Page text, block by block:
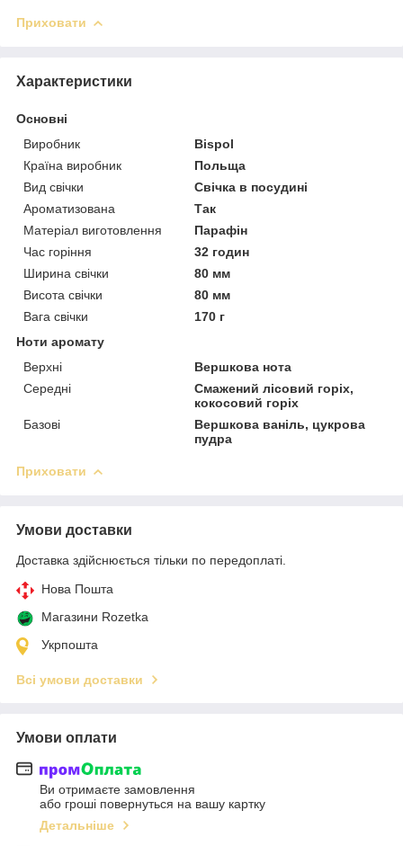
Приховати
Характеристики
Основні
Виробник
Bispol
Країна виробник
Польща
Вид свічки
Свічка в посудині
Ароматизована
Так
Матеріал виготовлення
Парафін
Час горіння
32 годин
Ширина свічки
80 мм
Висота свічки
80 мм
Вага свічки
170 г
Ноти аромату
Верхні
Вершкова нота
Середні
Смажений лісовий горіх,
кокосовий горіх
Базові
Вершкова ваніль, цукрова
пудра
Приховати
Умови доставки
Доставка здійснюється тільки по передоплаті.
Нова Пошта
Магазини Rozetka
Укрпошта
Всі умови доставки
Умови оплати
Ви отримаєте замовлення
або гроші повернуться на вашу картку
Детальніше